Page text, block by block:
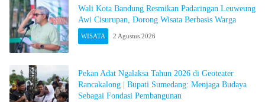
Wali Kota Bandung Resmikan Padaringan Leuweung
Awi Cisurupan, Dorong Wisata Berbasis Warga
WISATA 2 Agustus 2026
Pekan Adat Ngalaksa Tahun 2026 di Geoteater
Rancakalong | Bupati Sumedang: Menjaga Budaya
Sebagai Fondasi Pembangunan